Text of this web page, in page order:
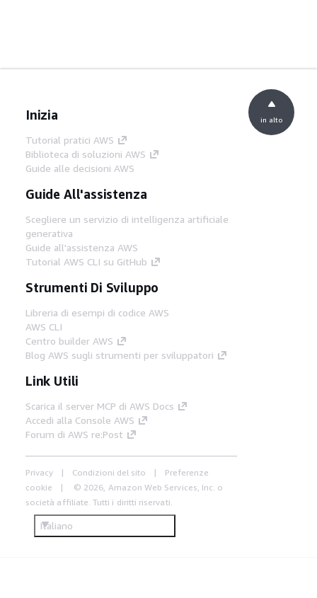
Inizia
Tutorial pratici AWS
Biblioteca di soluzioni AWS
Guide alle decisioni AWS
Guide All'assistenza
Scegliere un servizio di intelligenza artificiale
generativa
Guide all'assistenza AWS
Tutorial AWS CLI su GitHub
Strumenti Di Sviluppo
Libreria di esempi di codice AWS
AWS CLI
Centro builder AWS
Blog AWS sugli strumenti per sviluppatori
Link Utili
Scarica il server MCP di AWS Docs
Accedi alla Console AWS
Forum di AWS re:Post
Privacy Condizioni del sito
Preferenze
cookie
© 2026, Amazon Web Services, Inc. o
società affiliate. Tutti i diritti riservati.
Italiano
in alto